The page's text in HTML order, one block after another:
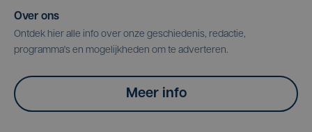
Over ons
Ontdek hier alle info over onze geschiedenis, redactie,
programma's en mogelijkheden om te adverteren.
Meer info